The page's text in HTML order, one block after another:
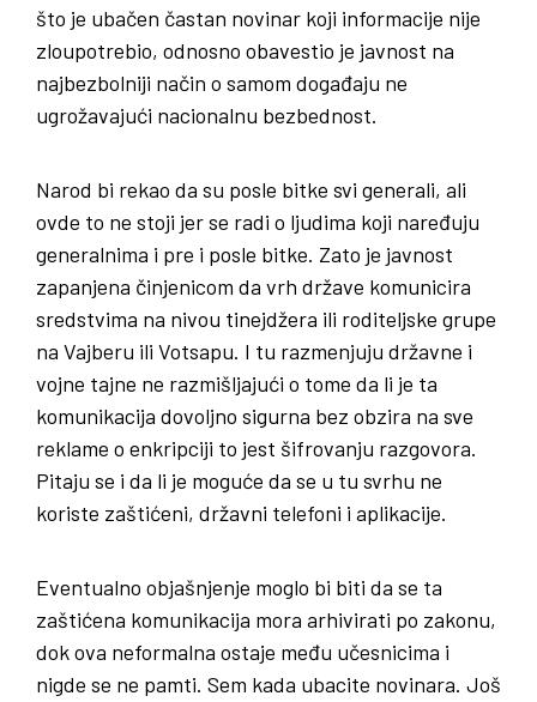
što je ubačen častan novinar koji informacije nije
zloupotrebio, odnosno obavestio je javnost na
najbezbolniji način o samom događaju ne
ugrožavajući nacionalnu bezbednost.
Narod bi rekao da su posle bitke svi generali, ali
ovde to ne stoji jer se radi o ljudima koji naređuju
generalnima i pre i posle bitke. Zato je javnost
zapanjena činjenicom da vrh države komunicira
sredstvima na nivou tinejdžera ili roditeljske grupe
na Vajberu ili Votsapu. I tu razmenjuju državne i
vojne tajne ne razmišljajući o tome da li je ta
komunikacija dovoljno sigurna bez obzira na sve
reklame o enkripciji to jest šifrovanju razgovora.
Pitaju se i da li je moguće da se u tu svrhu ne
koriste zaštićeni, državni telefoni i aplikacije.
Eventualno objašnjenje moglo bi biti da se ta
zaštićena komunikacija mora arhivirati po zakonu,
dok ova neformalna ostaje među učesnicima i
nigde se ne pamti. Sem kada ubacite novinara. Još